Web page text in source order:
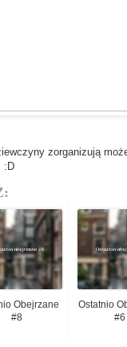
zorganizują
:D
Obejrzane
#8
Ostatnio
#6